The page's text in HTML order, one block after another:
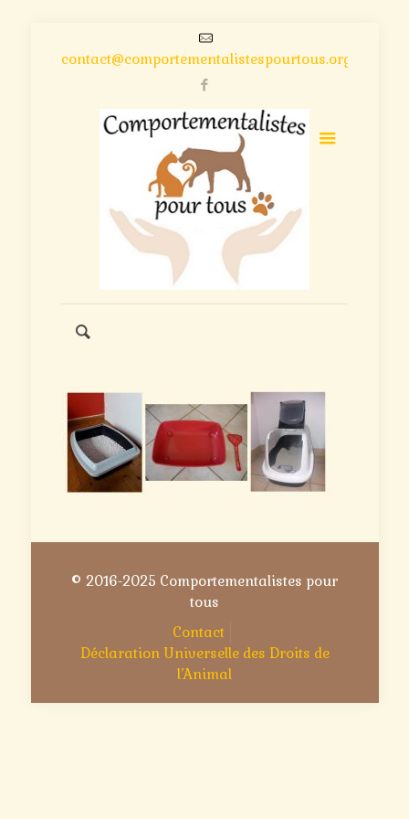
contact@comportementalistespourtous.org
© 2016-2025 Comportementalistes pour
tous
Contact
Déclaration Universelle des Droits de
l’Animal